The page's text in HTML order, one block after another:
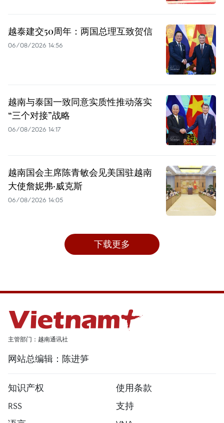
越泰建交50周年：两国总理互致贺信
06/08/2026 14:56
越南与泰国一致同意实质性推动落实
“三个对接”战略
06/08/2026 14:17
越南国会主席陈青敏会见美国驻越南
大使詹妮弗·威克斯
06/08/2026 14:05
下载更多
主管部门：越南通讯社
网站总编辑：陈进笋
知识产权
使用条款
RSS
支持